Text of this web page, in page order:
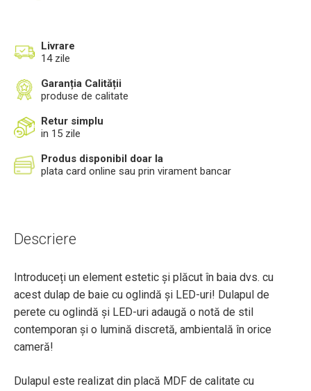
Livrare
14 zile
Garanția Calității
produse de calitate
Retur simplu
in 15 zile
Produs disponibil doar la
plata card online sau prin virament bancar
Descriere
Introduceți un element estetic și plăcut în baia dvs. cu
acest dulap de baie cu oglindă și LED-uri! Dulapul de
perete cu oglindă și LED-uri adaugă o notă de stil
contemporan și o lumină discretă, ambientală în orice
cameră!
Dulapul este realizat din placă MDF de calitate cu